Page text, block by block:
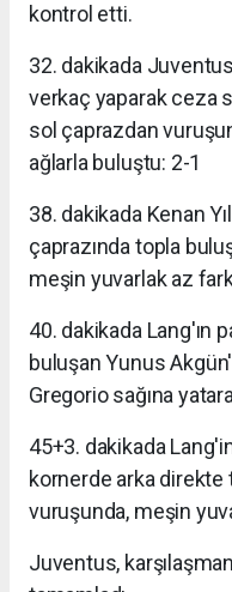
kontrol etti.
32. dakikada
verkaç yaparak ceza
sol çaprazdan
ağlarla buluştu: 2-1
38. dakikada Kenan
çaprazında topla
meşin yuvarlak az
40. dakikada Lang'ın
buluşan Yunus
Gregorio sağına
45+3. dakikada
kornerde arka direkte
vuruşunda, meşin
Juventus,